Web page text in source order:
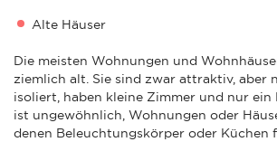
Alte Häuser
Die meisten Wohnungen und
ziemlich alt. Sie sind zwar attraktiv, aber
isoliert, haben kleine Zimmer und nur ein
ist ungewöhnlich, Wohnungen oder
denen Beleuchtungskörper oder Küchen